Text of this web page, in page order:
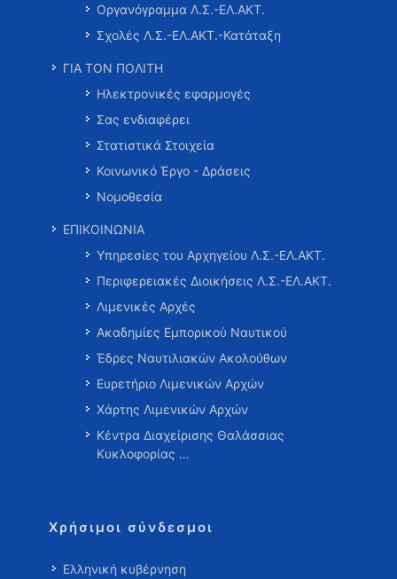
Οργανόγραμμα Λ.Σ.-ΕΛ.ΑΚΤ.
Σχολές Λ.Σ.-ΕΛ.ΑΚΤ.-Κατάταξη
ΓΙΑ ΤΟΝ ΠΟΛΙΤΗ
Ηλεκτρονικές εφαρμογές
Σας ενδιαφέρει
Στατιστικά Στοιχεία
Κοινωνικό Έργο - Δράσεις
Νομοθεσία
ΕΠΙΚΟΙΝΩΝΙΑ
Υπηρεσίες του Αρχηγείου Λ.Σ.-ΕΛ.ΑΚΤ.
Περιφερειακές Διοικήσεις Λ.Σ.-ΕΛ.ΑΚΤ.
Λιμενικές Αρχές
Ακαδημίες Εμπορικού Ναυτικού
Έδρες Ναυτιλιακών Ακολούθων
Ευρετήριο Λιμενικών Αρχών
Χάρτης Λιμενικών Αρχών
Κέντρα Διαχείρισης Θαλάσσιας
Κυκλοφορίας …
Χρήσιμοι σύνδεσμοι
Ελληνική κυβέρνηση